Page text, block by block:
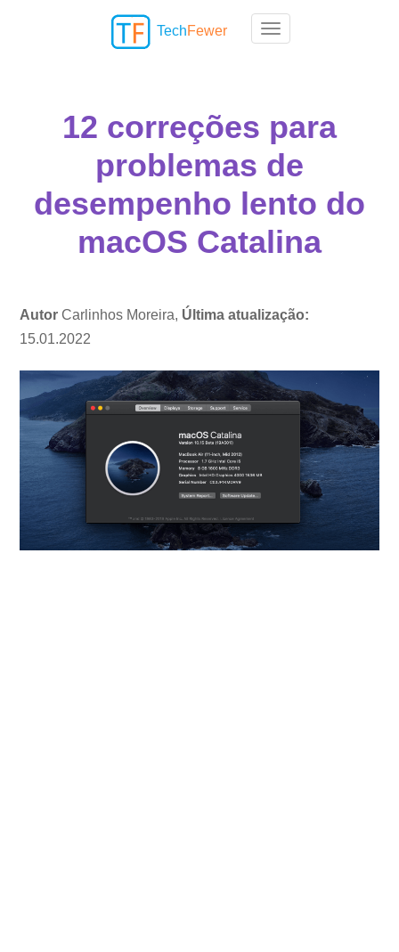
Toggle navigation
TechFewer
12 correções para
problemas de
desempenho lento do
macOS Catalina
Autor Carlinhos Moreira, Última atualização:
15.01.2022